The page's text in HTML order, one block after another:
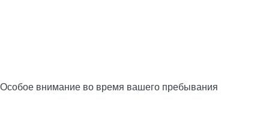
Особое внимание во время вашего пребывания